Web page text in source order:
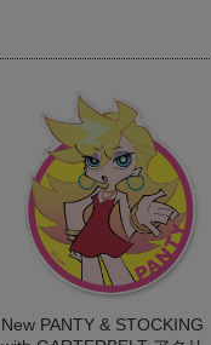
New PANTY & STOCKING